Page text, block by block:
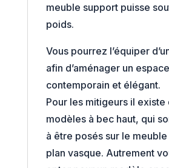
meuble support puisse
poids.
Vous pourrez l’équiper
afin d’aménager un
contemporain et élégant.
Pour les mitigeurs il existe
modèles à bec haut, qui
à être posés sur le meuble
plan vasque. Autrement